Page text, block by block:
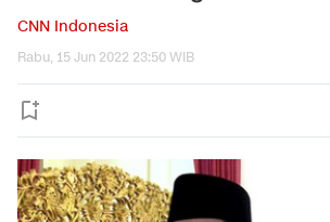
CNN Indonesia
Rabu, 15 Jun 2022 23:50 WIB